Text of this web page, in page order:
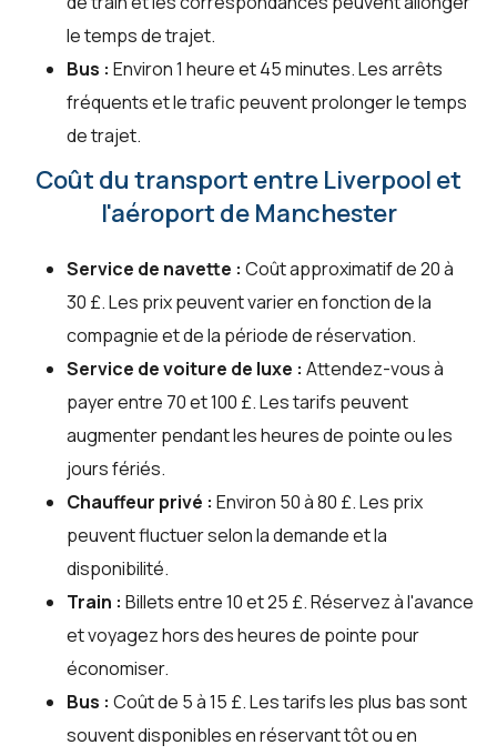
le temps de trajet.
Bus : Environ 1 heure et 45 minutes. Les arrêts
fréquents et le trafic peuvent prolonger le temps
de trajet.
Coût du transport entre Liverpool et
l'aéroport de Manchester
Service de navette : Coût approximatif de 20 à
30 £. Les prix peuvent varier en fonction de la
compagnie et de la période de réservation.
Service de voiture de luxe : Attendez-vous à
payer entre 70 et 100 £. Les tarifs peuvent
augmenter pendant les heures de pointe ou les
jours fériés.
Chauffeur privé : Environ 50 à 80 £. Les prix
peuvent fluctuer selon la demande et la
disponibilité.
Train : Billets entre 10 et 25 £. Réservez à l'avance
et voyagez hors des heures de pointe pour
économiser.
Bus : Coût de 5 à 15 £. Les tarifs les plus bas sont
souvent disponibles en réservant tôt ou en